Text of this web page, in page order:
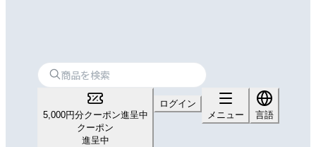
5,000円分クーポン進呈中
クーポン
進呈中
ログイン
メニュー
言語